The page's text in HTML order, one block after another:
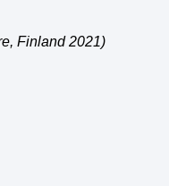
Finland 2021)